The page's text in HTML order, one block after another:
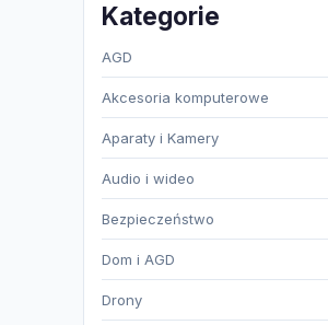
Kategorie
AGD
Akcesoria komputerowe
Aparaty i Kamery
Audio i wideo
Bezpieczeństwo
Dom i AGD
Drony